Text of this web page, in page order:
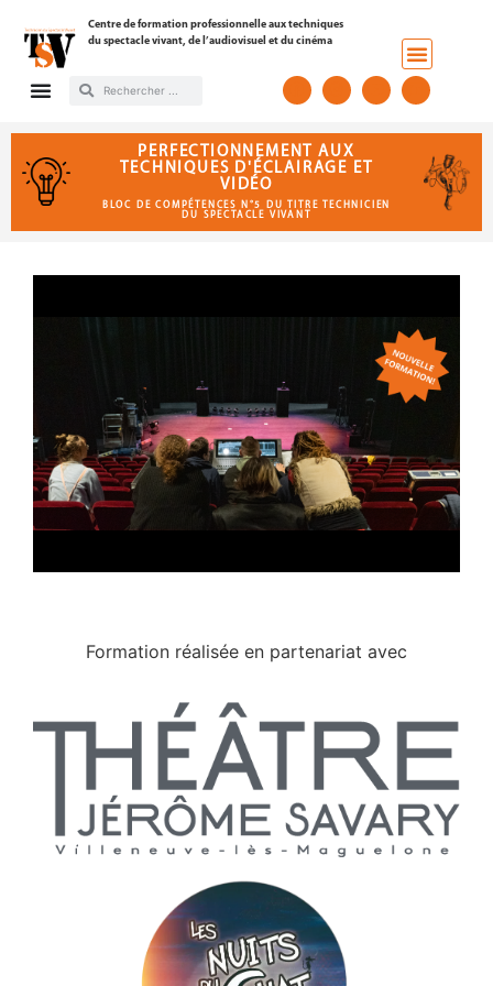
Centre de formation professionnelle aux techniques
du spectacle vivant, de l’audiovisuel et du cinéma
PERFECTIONNEMENT AUX
TECHNIQUES D'ÉCLAIRAGE ET
VIDÉO
BLOC DE COMPÉTENCES N°5 DU TITRE TECHNICIEN
DU SPECTACLE VIVANT
Formation réalisée en partenariat avec